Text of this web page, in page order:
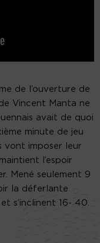
de l’ouverture de
Vincent Manta ne
avait de quoi
minute de jeu
vont imposer leur
l’espoir
Mené seulement 9
la déferlante
s’inclinent 16- 40.